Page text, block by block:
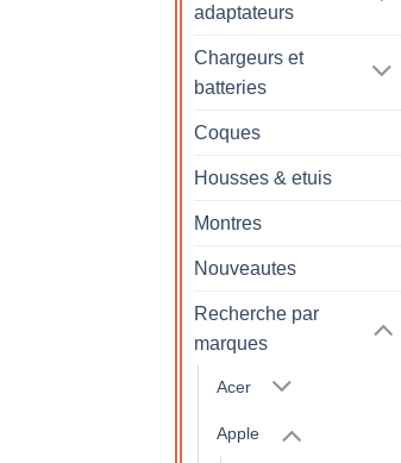
adaptateurs
Chargeurs et
batteries
Coques
Housses & etuis
Montres
Nouveautes
Recherche par
marques
Acer
Apple